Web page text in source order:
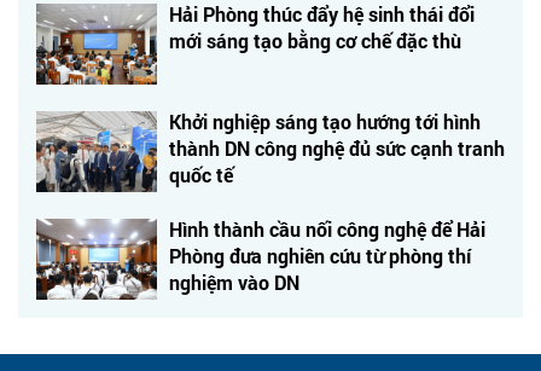
Hải Phòng thúc đẩy hệ sinh thái đổi
mới sáng tạo bằng cơ chế đặc thù
Khởi nghiệp sáng tạo hướng tới hình
thành DN công nghệ đủ sức cạnh tranh
quốc tế
Hình thành cầu nối công nghệ để Hải
Phòng đưa nghiên cứu từ phòng thí
nghiệm vào DN